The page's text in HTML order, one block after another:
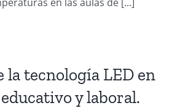
propone
la tecnología LED en
y laboral.